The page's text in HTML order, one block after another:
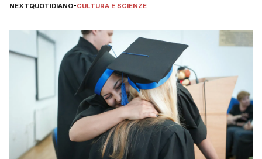
NEXTQUOTIDIANO-CULTURA E SCIENZE